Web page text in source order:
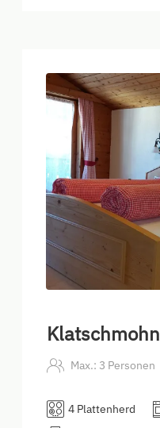
Stubaier Bergwelt.
Klatschmohn
Max.: 3 Personen
4 Plattenherd